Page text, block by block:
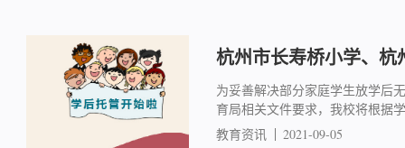
杭州市长寿桥小学、杭
为妥善解决部分家庭学生放学后
育局相关文件要求，我校将根据
教育资讯
2021-09-05